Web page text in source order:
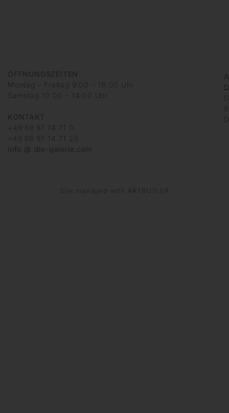
ÖFFNUNGSZEITEN
Montag – Freitag 9:00 – 18:00 Uhr
Samstag 10:00 – 14:00 Uhr
KONTAKT
+49 69 97 14 71 0
+49 69 97 14 71 20
info @ die-galerie.com
Site managed with ARTBUTLER